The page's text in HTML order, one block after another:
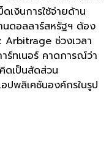
เงินการใช้จ่ายด้าน
ดอลลาร์สหรัฐฯ ต้อง
ช่วงเวลา
ร์ทเนอร์ คาดการณ์ว่า
ดเป็นสัดส่วน
ปพลิเคชันองค์กรในรูป